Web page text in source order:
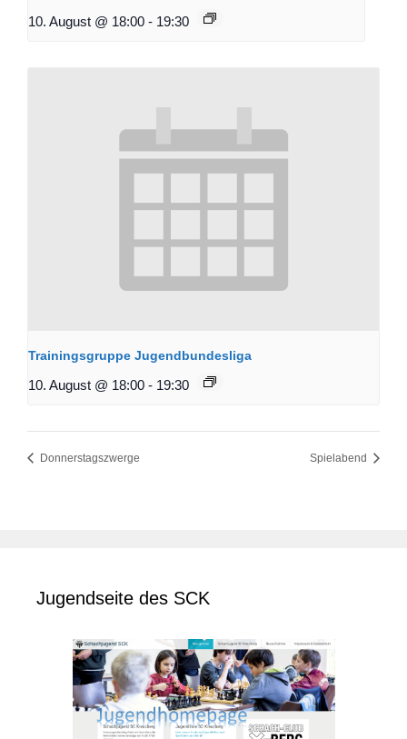
10. August @ 18:00 - 19:30
Trainingsgruppe Jugendbundesliga
10. August @ 18:00 - 19:30
Donnerstagszwerge Spielabend
Jugendseite des SCK